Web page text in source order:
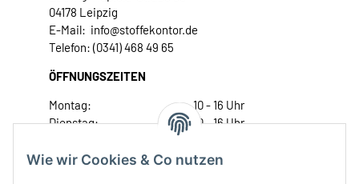
Wie wir Cookies & Co nutzen
04178 Leipzig
E-Mail: info@stoffekontor.de
Telefon: (0341) 468 49 65
ÖFFNUNGSZEITEN
Montag:
10 - 16 Uhr
Dienstag:
10 - 16 Uhr
Donnerstag:
10 - 18 Uhr